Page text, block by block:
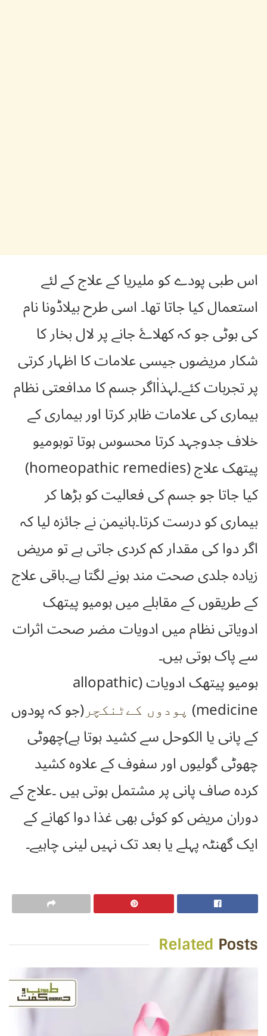
اس طبی پودے کو ملیریا کے علاج کے لئے
استعمال کیا جاتا تھا۔ اسی طرح بیلاڈونا نام
کی بوٹی جو کہ کھلاۓ جانے پر لال بخار کا
شکار مریضوں جیسی علامات کا اظہار کرتی
پر تجربات کئے۔لہذاٰاگر جسم کا مدافعتی نظام
بیماری کی علامات ظاہر کرتا اور بیماری کے
خلاف جدوجہد کرتا محسوس ہوتا توہومیو
پیتھک علاج (homeopathic remedies)
کیا جاتا جو جسم کی فعالیت کو بڑھا کر
بیماری کو درست کرتا۔ہانیمن نے جائزہ لیا کہ
اگر دوا کی مقدار کم کردی جاتی ہے تو مریض
زیادہ جلدی صحت مند ہونے لگتا ہے۔باقی علاج
کے طریقوں کے مقابلے میں ہومیو پیتھک
ادویاتی نظام میں ادویات مضر صحت اثرات
سے پاک ہوتی ہیں۔
ہومیو پیتھک ادویات (allopathic
medicine)
پودوں کےٹنکچر (جو کہ پودوں
کے پانی یا الکوحل سے کشید ہوتا ہے)چھوٹی
چھوٹی گولیوں اور سفوف کے علاوہ کشید
کردہ صاف پانی پر مشتمل ہوتی ہیں ۔علاج کے
دوران مریض کو کوئی بھی غذا دوا کھانے کے
ایک گھنٹہ پہلے یا بعد تک نہیں لینی چاہیے۔
Related Posts